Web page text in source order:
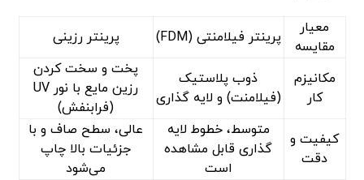
معیار
مقایسه
پرینتر فیلامنتی (FDM) پرینتر رزینی
مکانیزم
کار
ذوب پلاستیک
(فیلامنت) و لایه گذاری
پخت و سخت کردن
رزین مایع با نور UV
(فرابنفش)
کیفیت و
دقت
متوسط، خطوط لایه
گذاری قابل مشاهده
است
عالی، سطح صاف و با
جزئیات بالا چاپ
می‌شود